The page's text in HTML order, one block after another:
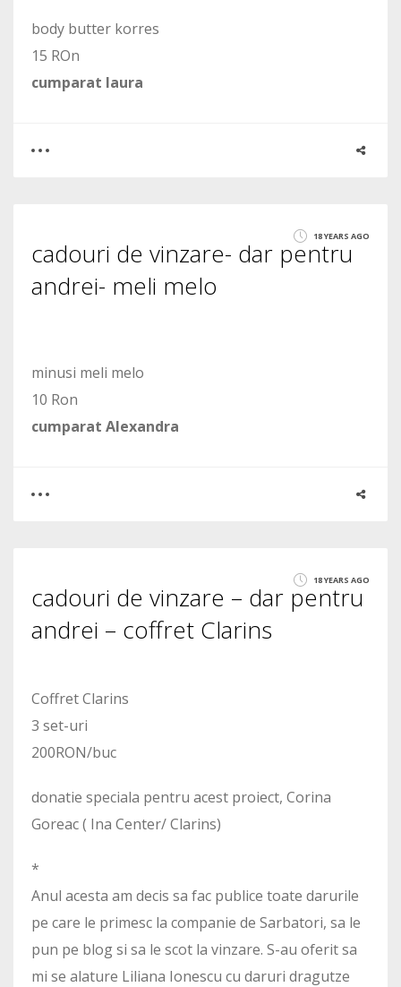
body butter korres
15 ROn
cumparat laura
1457
18 YEARS AGO
cadouri de vinzare- dar pentru
andrei- meli melo
minusi meli melo
10 Ron
cumparat Alexandra
1415
18 YEARS AGO
cadouri de vinzare – dar pentru
andrei – coffret Clarins
Coffret Clarins
3 set-uri
200RON/buc
donatie speciala pentru acest proiect, Corina
Goreac ( Ina Center/ Clarins)
*
Anul acesta am decis sa fac publice toate darurile
pe care le primesc la companie de Sarbatori, sa le
pun pe blog si sa le scot la vinzare. S-au oferit sa
mi se alature Liliana Ionescu cu daruri dragutze